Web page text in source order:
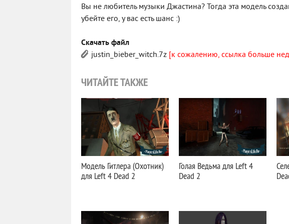
Вы не любитель музыки Джастина? Тогда эта модель
убейте его, у вас есть шанс :)
Скачать файл
justin_bieber_witch.7z [к сожалению, ссылка больше
ЧИТАЙТЕ ТАКЖЕ
Модель Гитлера (Охотник)
для Left 4 Dead 2
Голая Ведьма для Left 4
Dead 2